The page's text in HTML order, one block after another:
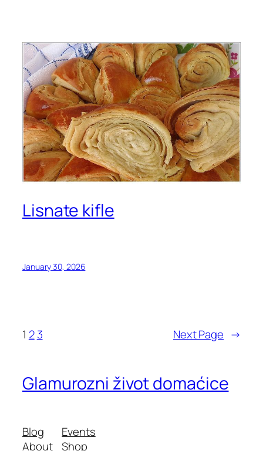
Lisnate kifle
January 30, 2026
1 2 3 Next Page →
Glamurozni život domaćice
Blog
About
Events
Shop